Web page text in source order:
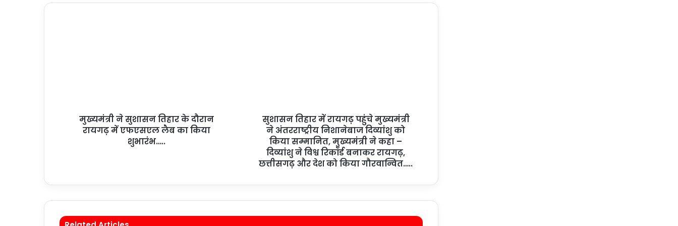
मुख्यमंत्री ने सुशासन तिहार के दौरान
रायगढ़ में एफएसएल लैब का किया
शुभारंभ…..
सुशासन तिहार में रायगढ़ पहुंचे मुख्यमंत्री
ने अंतरराष्ट्रीय निशानेबाज दिव्यांशु को
किया सम्मानित, मुख्यमंत्री ने कहा –
दिव्यांशु ने विश्व रिकॉर्ड बनाकर रायगढ़,
छत्तीसगढ़ और देश को किया गौरवान्वित…..